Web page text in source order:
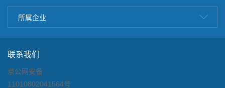
所属企业
联系我们
京公网安备
11010802041564号